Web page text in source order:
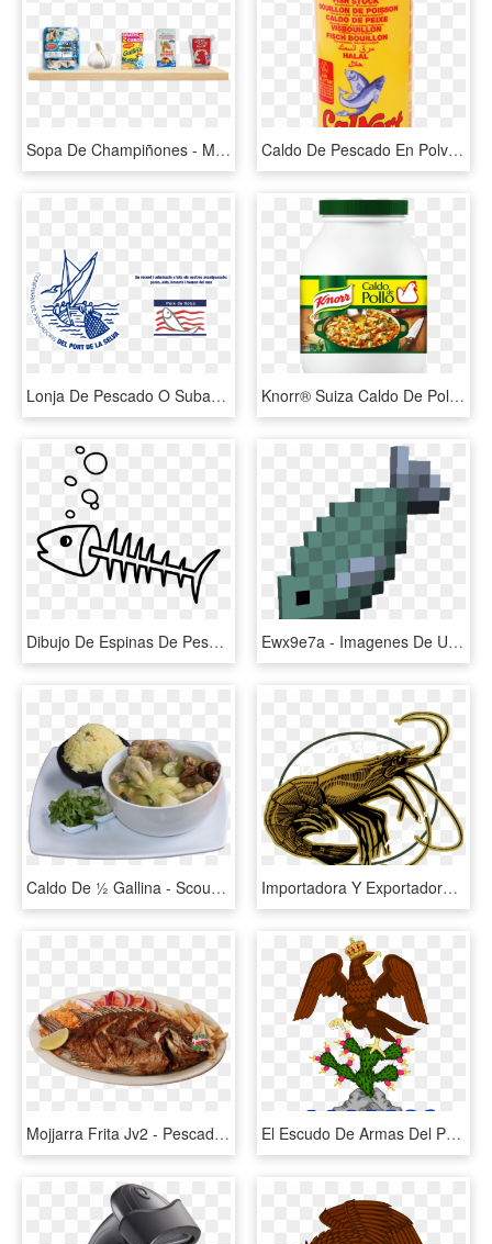
Sopa De Champiñones - Maggi, HD Png Download Caldo De Pescado En Polvo - Shark, HD Png Download
Lonja De Pescado O Subasta - Confraria De Pescadors Del Port De La Selva, HD Png Download Knorr® Suiza Caldo De Pollo - Bote De Knorr Suiza, HD Png Download
Dibujo De Espinas De Pescado Para Colorear Ultra - Espina De Pescado Para Colorear, HD Png Download Ewx9e7a - Imagenes De Un Pescado En Minecraft, HD Png Download
Caldo De ½ Gallina - Scouse, HD Png Download Importadora Y Exportadora De Mariscos De Centro America - Illustration, HD Png Download
Mojjarra Frita Jv2 - Pescado Frito, HD Png Download El Escudo De Armas Del Primer Imperio Mexicano Durante - Escudo De La Bandera De Iturbide, HD Png Download